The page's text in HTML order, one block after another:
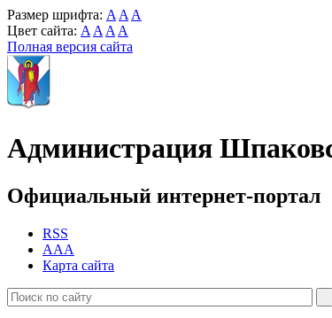
Размер шрифта: A A A
Цвет сайта: A A A A
Полная версия сайта
Администрация
Официальный интернет-портал
RSS
AAA
Карта сайта